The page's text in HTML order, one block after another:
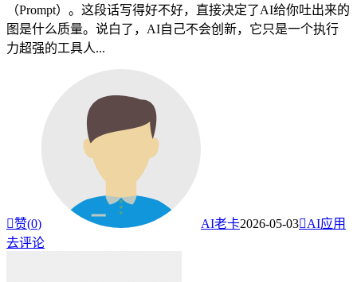
（Prompt）。这段话写得好不好，直接决定了AI给你吐出来的
图是什么质量。说白了，AI自己不会创新，它只是一个执行
力超强的工具人...
赞(0) AI老卡2026-05-03AI应用
去评论